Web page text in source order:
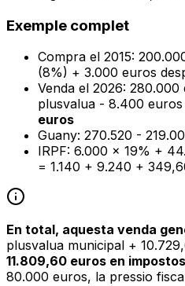
Exemple complet
Compra el 2015:
(8%) + 3.000 euros
Venda el 2026:
plusvalua - 8.400
euros
Guany: 270.520 -
IRPF: 6.000 x 19% +
= 1.140 + 9.240 +
En total, aquesta venda
plusvalua municipal +
11.809,60 euros en impostos
80.000 euros, la pressio